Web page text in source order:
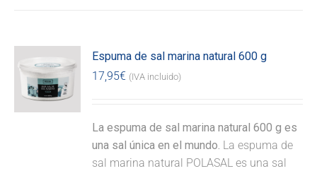
Espuma de sal marina natural 600 g
17,95€ (IVA incluido)
La espuma de sal marina natural 600 g es
una sal única en el mundo. La espuma de
sal marina natural POLASAL es una sal